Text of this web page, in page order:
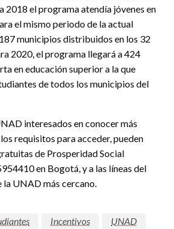
2018 el programa atendía jóvenes en
el mismo periodo de la actual
municipios distribuidos en los 32
2020, el programa llegará a 424
en educación superior a la que
de todos los municipios del
interesados en conocer más
requisitos para acceder, pueden
de Prosperidad Social
en Bogotá, y a las líneas del
la UNAD más cercano.
Incentivos UNAD